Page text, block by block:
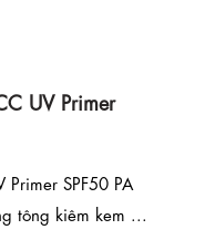
UV Primer
Primer SPF50 PA
tông kiêm kem ...